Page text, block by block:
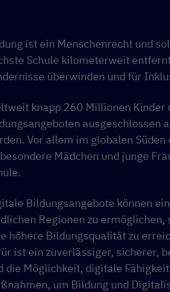
ist ein Menschenrecht und
Schule kilometerweit
überwinden und für
knapp 260 Millionen Kinder
ausgeschlossen
Vor allem im globalen
Mädchen und junge
Bildungsangebote können
Regionen zu
höhere Bildungsqualität zu
ist ein zuverlässiger, sicherer,
die Möglichkeit, digitale
um Bildung und